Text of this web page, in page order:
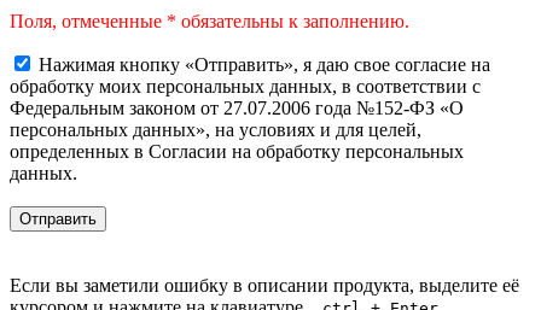
Поля, отмеченные * обязательны к заполнению.
Нажимая кнопку «Отправить», я даю свое согласие на
обработку моих персональных данных, в соответствии с
Федеральным законом от 27.07.2006 года №152-ФЗ «О
персональных данных», на условиях и для целей,
определенных в Согласии на обработку персональных
данных.
Если вы заметили ошибку в описании продукта, выделите её